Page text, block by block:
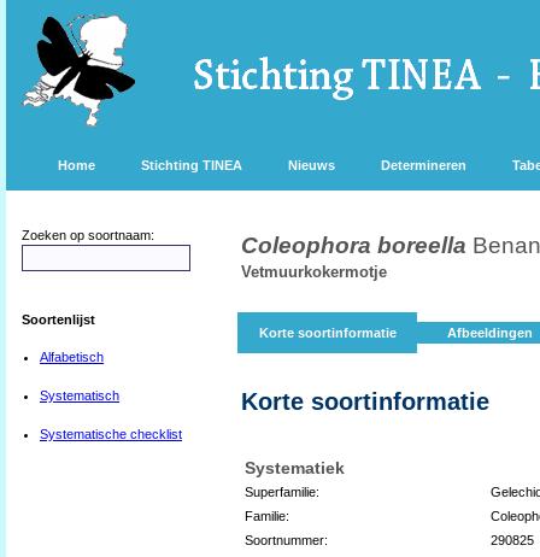
Home Stichting TINEA Nieuws Determineren
Zoeken op soortnaam:
Soortenlijst
Alfabetisch
Systematisch
Systematische checklist
Coleophora boreella
Vetmuurkokermotje
Korte soortinformatie Afbeeldingen
Korte soortinformatie
Systematiek
Superfamilie:
Familie:
Soortnummer:
290825